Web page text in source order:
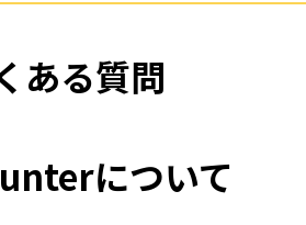
ある質問
について